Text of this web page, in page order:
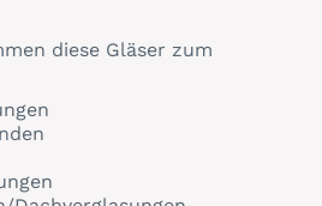
diese Gläser zum